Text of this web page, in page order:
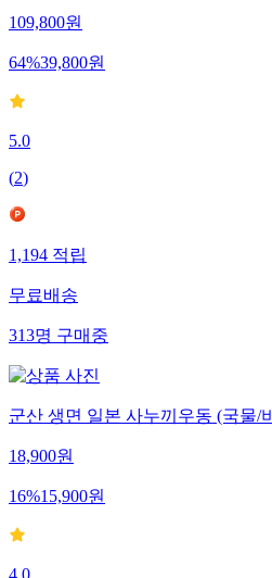
109,800원
64%39,800원
5.0
(2)
1,194적립
무료배송
313명구매중
군산 생면 일본 사누끼우동 (국물/
18,900원
16%15,900원